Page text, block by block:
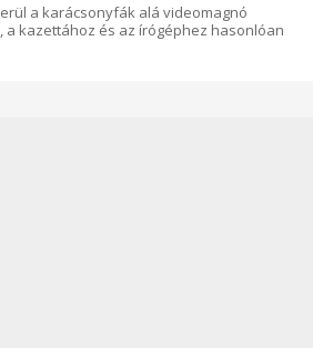
a karácsonyfák alá videomagnó
a kazettához és az írógéphez hasonlóan